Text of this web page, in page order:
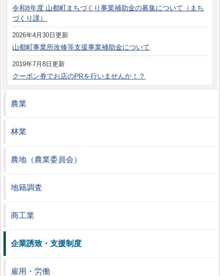
令和8年度 山都町まちづくり事業補助金の募集について（まち
づくり課）
2026年4月30日更新
山都町事業所改修等支援事業補助金について
2019年7月8日更新
クーポン券でお店のPRを行いませんか！？
農業
林業
農地（農業委員会）
地籍調査
商工業
企業誘致・支援制度
雇用・労働